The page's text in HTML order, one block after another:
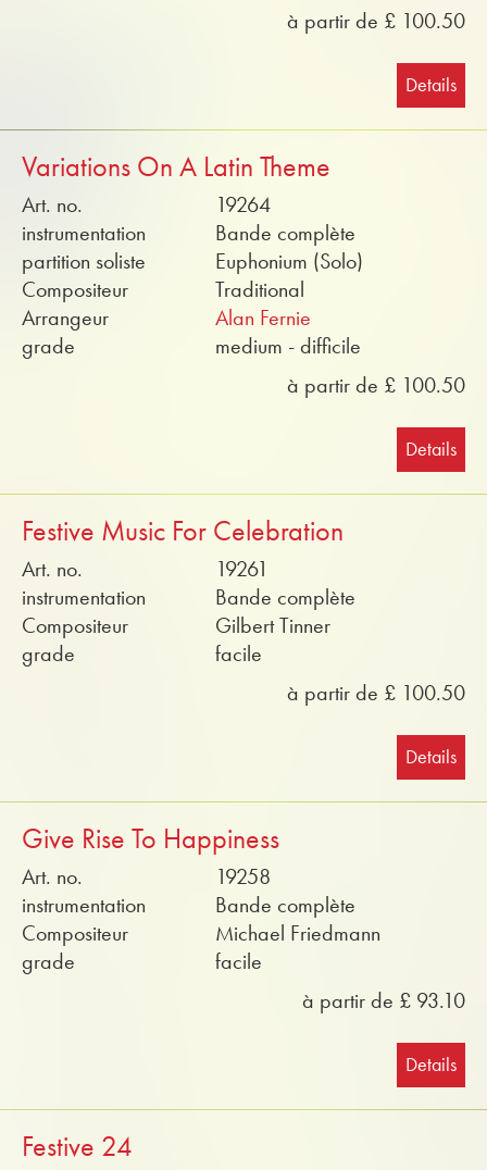
à partir de £ 100.50
Details
Variations On A Latin Theme
Art. no.
19264
instrumentation
Bande complète
partition soliste
Euphonium (Solo)
Compositeur
Traditional
Arrangeur
Alan Fernie
grade
medium - difficile
à partir de £ 100.50
Details
Festive Music For Celebration
Art. no.
19261
instrumentation
Bande complète
Compositeur
Gilbert Tinner
grade
facile
à partir de £ 100.50
Details
Give Rise To Happiness
Art. no.
19258
instrumentation
Bande complète
Compositeur
Michael Friedmann
grade
facile
à partir de £ 93.10
Details
Festive 24